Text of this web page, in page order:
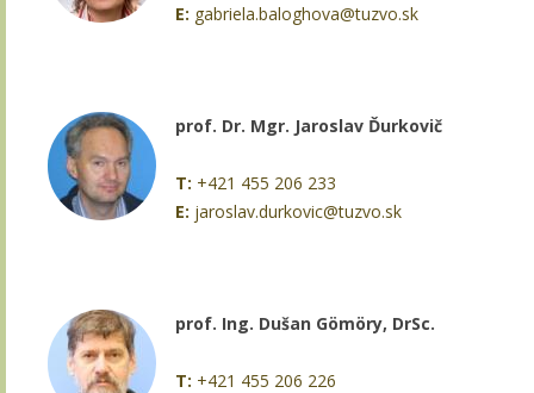
E: gabriela.baloghova@tuzvo.sk
prof. Dr. Mgr. Jaroslav Ďurkovič
T: +421 455 206 233
E: jaroslav.durkovic@tuzvo.sk
prof. Ing. Dušan Gömöry, DrSc.
T: +421 455 206 226